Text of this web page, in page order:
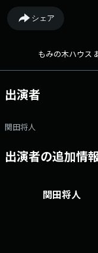
シェア
もみの木ハウス
出演者
関田将人
出演者の追加情
関田将人